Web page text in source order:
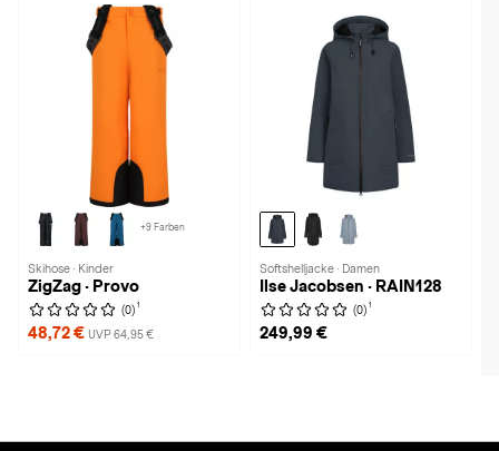
+9 Farben
Skihose · Kinder
ZigZag · Provo
(0) 1
48,72 € UVP 64,95 €
Softshelljacke · Damen
Ilse Jacobsen · RAIN128
(0) 1
249,99 €